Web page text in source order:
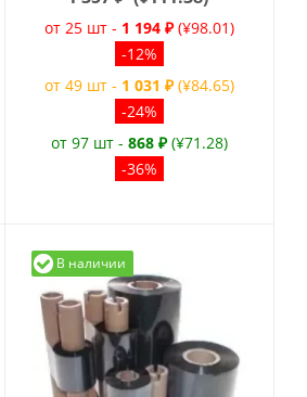
от 25 шт - 1 194 ₽ (¥98.01)
-12%
от 49 шт - 1 031 ₽ (¥84.65)
-24%
от 97 шт - 868 ₽ (¥71.28)
-36%
В наличии